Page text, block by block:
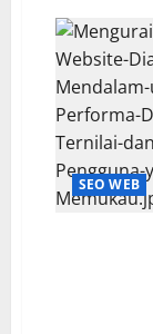
SEO WEB